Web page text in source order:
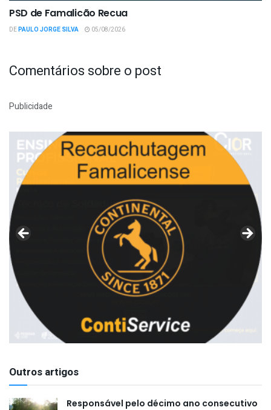
PSD de Famalicão Recua
DEPAULO JORGE SILVA 05/08/2026
Comentários sobre o post
Publicidade
Outros artigos
Responsável pelo décimo ano consecutivo